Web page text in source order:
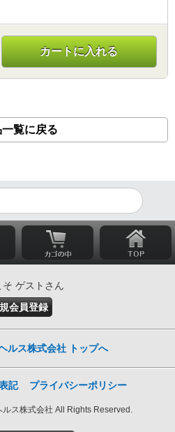
カートに入れる
覧に戻る
そ ゲストさん
会員登録
ルス株式会社 トップへ
記 プライバシーポリシー
ス株式会社 All Rights Reserved.